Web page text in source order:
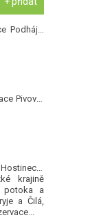
Podháj -
Pivovar
a
krajině
potoka a
a Čilá,